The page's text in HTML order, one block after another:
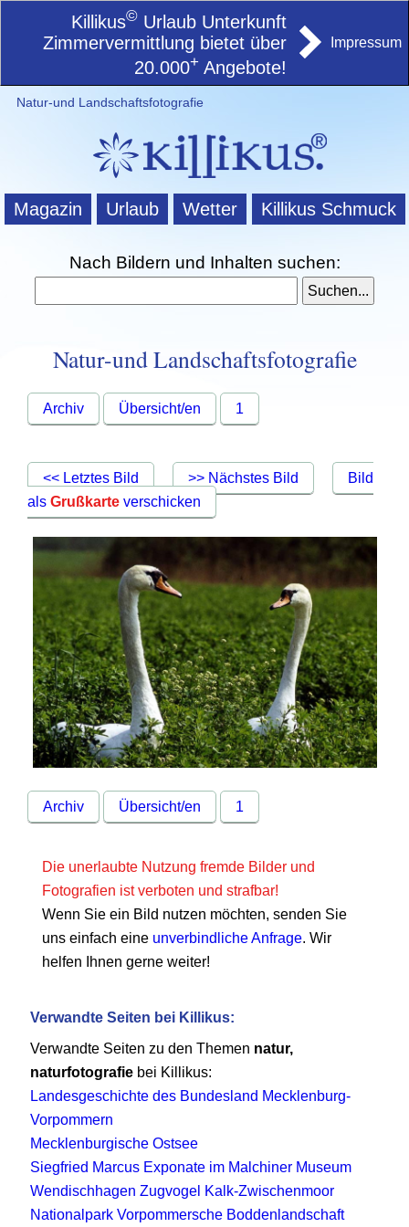
Killikus© Urlaub Unterkunft
Zimmervermittlung bietet über
20.000+ Angebote!
Impressum
Natur-und Landschaftsfotografie
Magazin Urlaub Wetter Killikus Schmuck
Nach Bildern und Inhalten suchen:
Natur-und Landschaftsfotografie
Archiv Übersicht/en 1
<< Letztes Bild >> Nächstes Bild
Bild
alsGrußkarte verschicken
Archiv Übersicht/en 1
Die unerlaubte Nutzung fremde Bilder und
Fotografien ist verboten und strafbar!
Wenn Sie ein Bild nutzen möchten, senden Sie
uns einfach eine unverbindliche Anfrage. Wir
helfen Ihnen gerne weiter!
Verwandte Seiten bei Killikus:
Verwandte Seiten zu den Themen natur,
naturfotografie bei Killikus:
Landesgeschichte des Bundesland Mecklenburg-
Vorpommern
Mecklenburgische Ostsee
Siegfried Marcus Exponate im Malchiner Museum
Wendischhagen Zugvogel Kalk-Zwischenmoor
Nationalpark Vorpommersche Boddenlandschaft